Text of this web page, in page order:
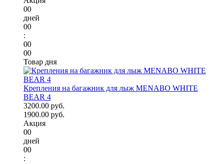
00
дней
00
:
00
00
Товар дня
Крепления на багажник для лыж MENABO WHITE
BEAR 4
3200.00 руб.
1900.00 руб.
Акция
00
дней
00
: